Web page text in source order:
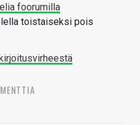
foorumilla
toistaiseksi pois